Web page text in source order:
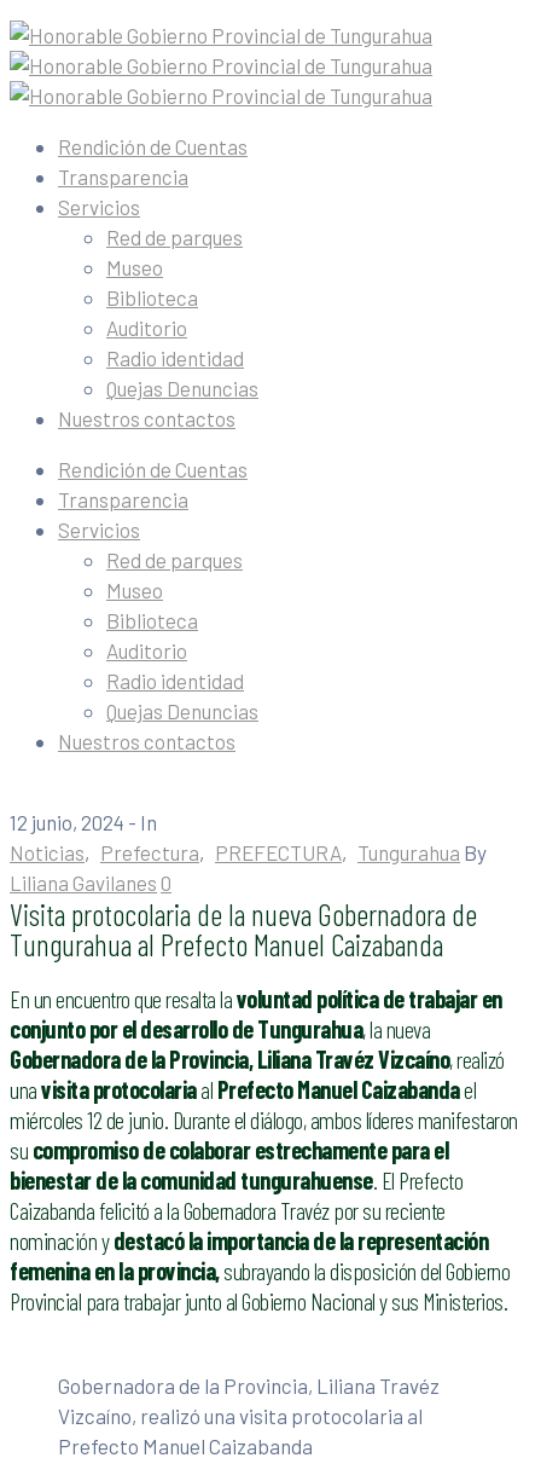
Rendición de Cuentas
Transparencia
Servicios
Red de parques
Museo
Biblioteca
Auditorio
Radio identidad
Quejas Denuncias
Nuestros contactos
Rendición de Cuentas
Transparencia
Servicios
Red de parques
Museo
Biblioteca
Auditorio
Radio identidad
Quejas Denuncias
Nuestros contactos
12 junio, 2024 - In
Noticias‚ Prefectura‚ PREFECTURA‚ Tungurahua By
Liliana Gavilanes 0
Visita protocolaria de la nueva Gobernadora de
Tungurahua al Prefecto Manuel Caizabanda
En un encuentro que resalta lavoluntad política de trabajar en
conjunto por el desarrollo de Tungurahua, la nueva
Gobernadora de la Provincia, Liliana Travéz Vizcaíno, realizó
unavisita protocolariaal Prefecto Manuel Caizabandael
miércoles 12 de junio. Durante el diálogo, ambos líderes manifestaron
su compromiso de colaborar estrechamente para el
bienestar de la comunidad tungurahuense. El Prefecto
Caizabanda felicitó a la Gobernadora Travéz por su reciente
nominación ydestacó la importancia de la representación
femenina en la provincia,subrayando la disposición del Gobierno
Provincial para trabajar junto al Gobierno Nacional y sus Ministerios.
Gobernadora de la Provincia, Liliana Travéz
Vizcaíno, realizó una visita protocolaria al
Prefecto Manuel Caizabanda